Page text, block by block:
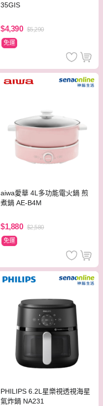
35GIS
$4,390 $5,290
免運
aiwa愛華 4L多功能電火鍋 煎
煮鍋 AE-B4M
$1,880 $2,580
免運
PHILIPS 6.2L星樂視透視海星
氣炸鍋 NA231